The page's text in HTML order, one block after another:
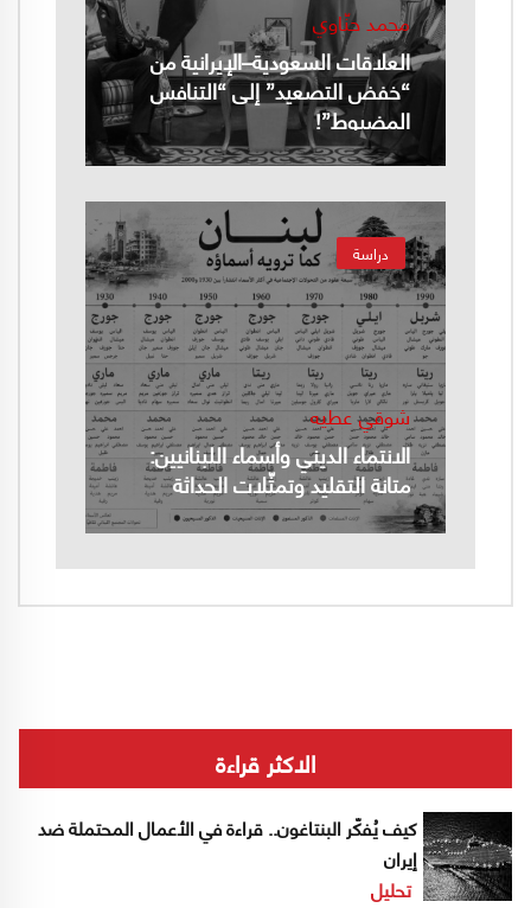
محمد حنّاوي
العلاقات السعودية–الإيرانية من
“خفض التصعيد” إلى “التنافس
المضبوط”!
دراسة
شوقي عطيه
الانتماء الديني وأسماء اللبنانيين:
متانة التقليد وتمثّلات الحداثة
الاكثر قراءة
كيف يُفكّر البنتاغون.. قراءة في الأعمال المحتملة ضد
إيران
تحليل